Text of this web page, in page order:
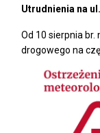
Utrudnienia na
Od 10 sierpnia
drogowego na